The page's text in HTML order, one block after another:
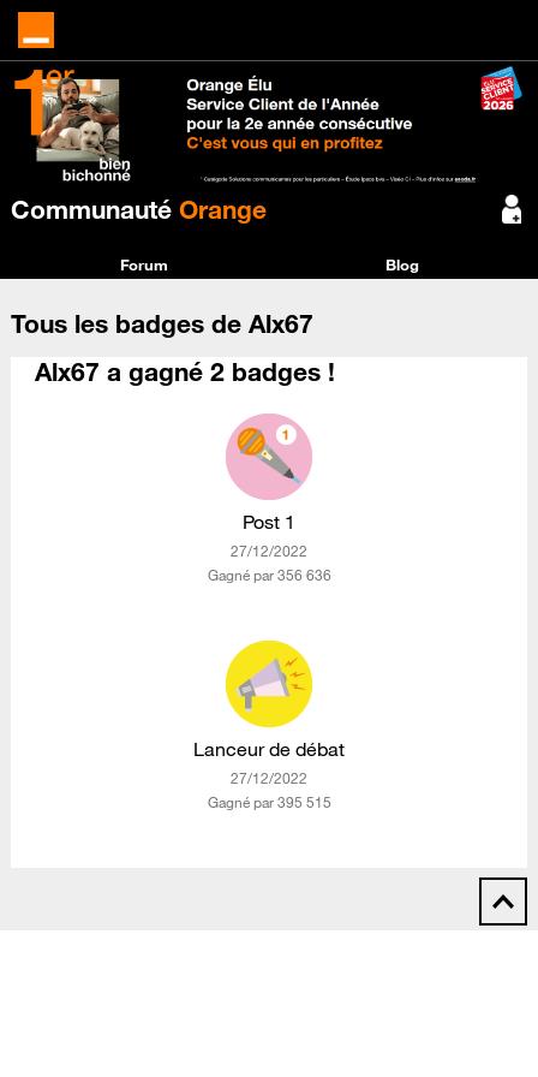
Communauté Orange
Forum Blog
Tous les badges de Alx67
Alx67 a gagné 2 badges !
Post 1
‎27/12/2022
Gagné par 356 636
Lanceur de débat
‎27/12/2022
Gagné par 395 515